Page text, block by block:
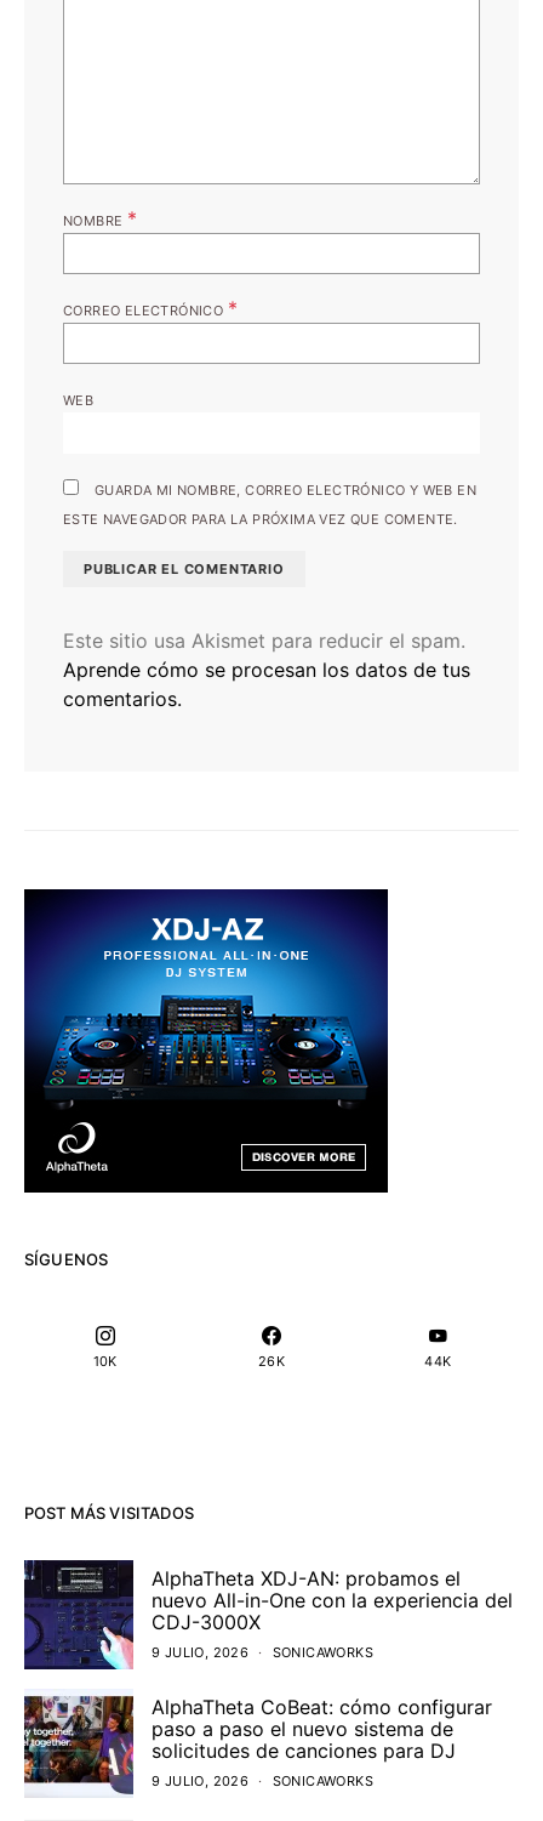
NOMBRE *
CORREO ELECTRÓNICO *
WEB
GUARDA MI NOMBRE, CORREO ELECTRÓNICO Y WEB EN
ESTE NAVEGADOR PARA LA PRÓXIMA VEZ QUE COMENTE.
Este sitio usa Akismet para reducir el spam.
Aprende cómo se procesan los datos de tus
comentarios.
SÍGUENOS
10K 26K 44K
POST MÁS VISITADOS
AlphaTheta XDJ-AN: probamos el
nuevo All-in-One con la experiencia del
CDJ-3000X
9 JULIO, 2026 SONICAWORKS
AlphaTheta CoBeat: cómo configurar
paso a paso el nuevo sistema de
solicitudes de canciones para DJ
9 JULIO, 2026 SONICAWORKS